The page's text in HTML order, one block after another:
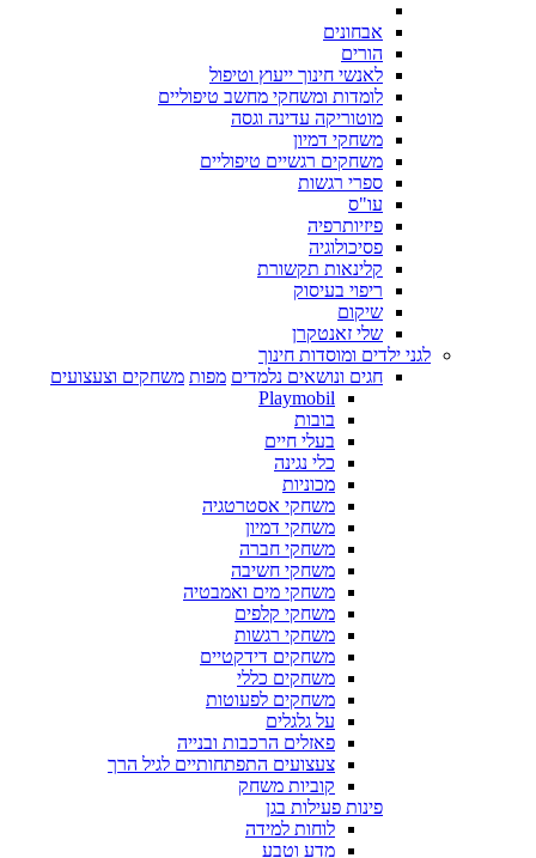
אבחונים
הורים
לאנשי חינוך ייעוץ וטיפול
לומדות ומשחקי מחשב טיפוליים
מוטוריקה עדינה וגסה
משחקי דמיון
משחקים רגשיים טיפוליים
ספרי רגשות
עו"ס
פיזיותרפיה
פסיכולוגיה
קלינאות תקשורת
ריפוי בעיסוק
שיקום
שלי זאנטקרן
לגני ילדים ומוסדות חינוך
חגים ונושאים נלמדים מפות משחקים וצעצועים
Playmobil
בובות
בעלי חיים
כלי נגינה
מכוניות
משחקי אסטרטגיה
משחקי דמיון
משחקי חברה
משחקי חשיבה
משחקי מים ואמבטיה
משחקי קלפים
משחקי רגשות
משחקים דידקטיים
משחקים כללי
משחקים לפעוטות
על גלגלים
פאזלים הרכבות ובנייה
צעצועים התפתחותיים לגיל הרך
קוביות משחק
פינות פעילות בגן
לוחות למידה
מדע וטבע